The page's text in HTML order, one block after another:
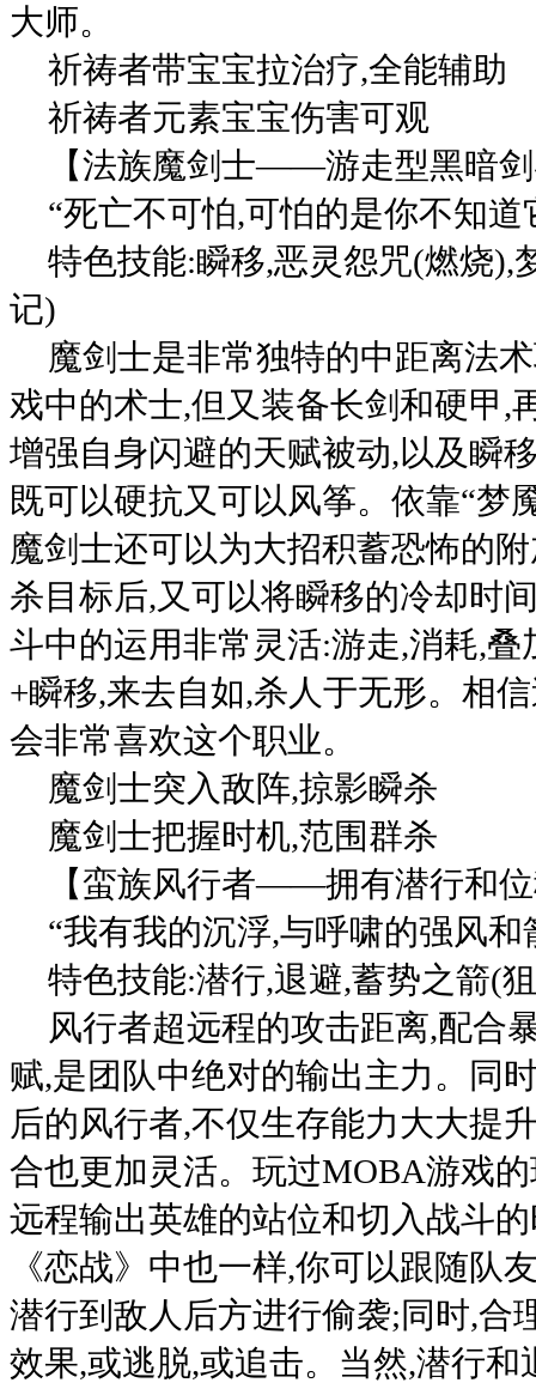
大师。
祈祷者带宝宝拉治疗,全能辅助
祈祷者元素宝宝伤害可观
【法族魔剑士——游走型黑暗
“死亡不可怕,可怕的是你不知道
特色技能:瞬移,恶灵怨咒(燃烧),
记)
魔剑士是非常独特的中距离法
戏中的术士,但又装备长剑和硬甲,
增强自身闪避的天赋被动,以及瞬
既可以硬抗又可以风筝。依靠“梦
魔剑士还可以为大招积蓄恐怖的
杀目标后,又可以将瞬移的冷却时
斗中的运用非常灵活:游走,消耗,
+瞬移,来去自如,杀人于无形。相
会非常喜欢这个职业。
魔剑士突入敌阵,掠影瞬杀
魔剑士把握时机,范围群杀
【蛮族风行者——拥有潜行和
“我有我的沉浮,与呼啸的强风和
特色技能:潜行,退避,蓄势之箭(
风行者超远程的攻击距离,配合
赋,是团队中绝对的输出主力。同
后的风行者,不仅生存能力大大提
合也更加灵活。玩过MOBA游戏
远程输出英雄的站位和切入战斗
《恋战》中也一样,你可以跟随队
潜行到敌人后方进行偷袭;同时,合
效果,或逃脱,或追击。当然,潜行